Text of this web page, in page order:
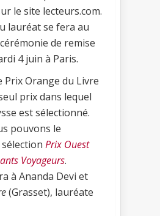
le site lecteurs.com.
lauréat se fera au
de remise
4 juin à Paris.
Prix Orange du Livre
prix dans lequel
est sélectionné.
pouvons le
Prix Ouest
Voyageurs.
à Ananda Devi et
(Grasset), lauréate